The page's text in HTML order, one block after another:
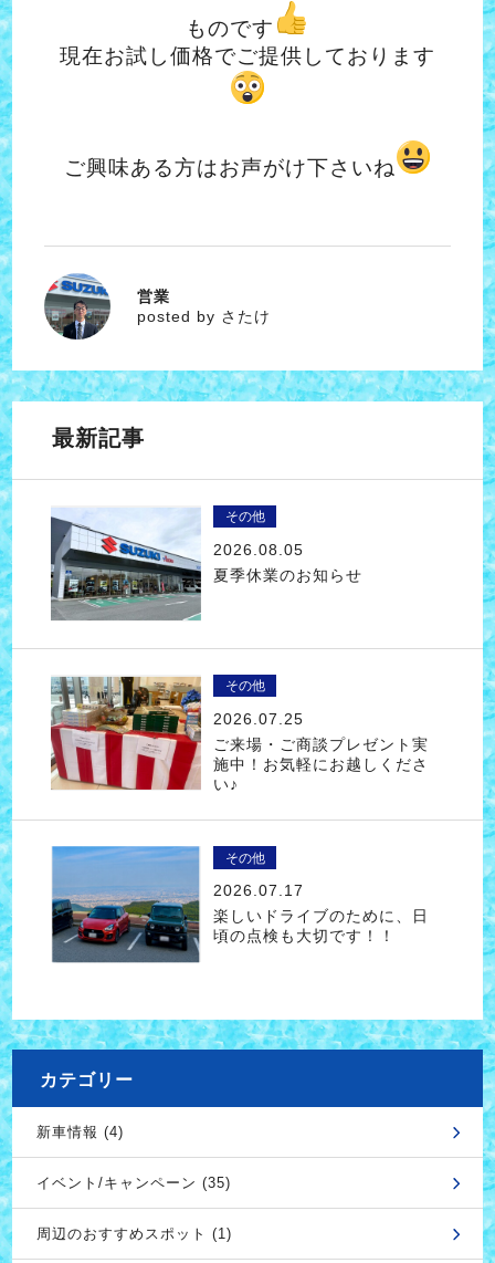
ものです
現在お試し価格でご提供しております
ご興味ある方はお声がけ下さいね
さたけ
営業
posted by さたけ
最新記事
その他
2026.08.05
夏季休業のお知らせ
その他
2026.07.25
ご来場・ご商談プレゼント実
施中！お気軽にお越しくださ
い♪
その他
2026.07.17
楽しいドライブのために、日
頃の点検も大切です！！
カテゴリー
新車情報 (4)
イベント/キャンペーン (35)
周辺のおすすめスポット (1)